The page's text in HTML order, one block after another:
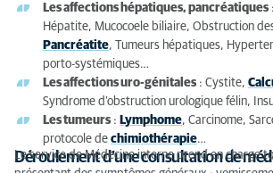
Les affections hépatiques, pancréatiques
Hépatite, Mucocoele biliaire, Obstruction
Pancréatite, Tumeurs hépatiques,
porto-systémiques…
Les affections uro-génitales : Cystite,
Syndrome d’obstruction urologique félin,
Les tumeurs : Lymphome, Carcinome,
protocole de chimiothérapie…
Déroulement d’une consultation de
Le service de Médecine interne prend en charge